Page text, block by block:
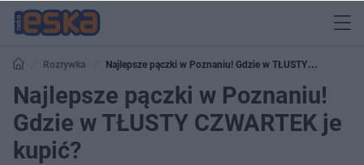
Rozrywka
Najlepsze pączki w Poznaniu! Gdzie w TŁUSTY
CZWARTEK je kupić?
Najlepsze pączki w Poznaniu!
Gdzie w TŁUSTY CZWARTEK je
kupić?